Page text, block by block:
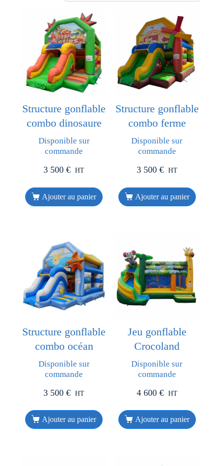
Structure gonflable
combo dinosaure
Disponible sur
commande
3 500€ HT
Ajouter au panier
Structure gonflable
combo ferme
Disponible sur
commande
3 500 € HT
Ajouter au panier
Structure gonflable
combo océan
Disponible sur
commande
3 500€ HT
Ajouter au panier
Jeu gonflable
Crocoland
Disponible sur
commande
4 600 € HT
Ajouter au panier